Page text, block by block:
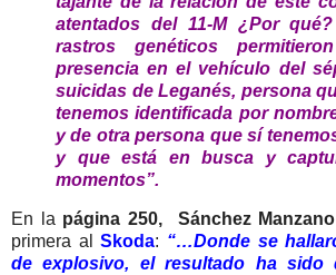
atentados del 11-M ¿Por
rastros genéticos
presencia en el vehículo del
suicidas de Leganés, persona
tenemos identificada por
y de otra persona que sí
y que está en busca y
momentos”.
En la página 250, Sánchez Manzano
primera alSkoda: “…Donde se
de explosivo, el resultado ha sido